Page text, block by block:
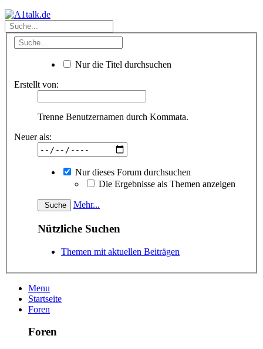
Nur die Titel durchsuchen
Erstellt von:
Trenne Benutzernamen durch Kommata.
Neuer als:
Nur dieses Forum durchsuchen
Die Ergebnisse als Themen anzeigen
Mehr...
Nützliche Suchen
Themen mit aktuellen Beiträgen
Menu
Startseite
Foren
Foren